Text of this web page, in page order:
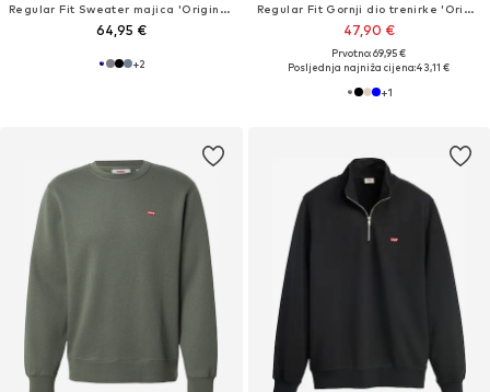
Regular Fit Sweater majica 'Original Housemark Hoodie'
64,95 €
+2
Regular Fit Gornji dio trenirke 'Original Zip-Up Hoodie'
47,90 €
Prvotno: 69,95 €
Posljednja najniža cijena:43,11 €
+1